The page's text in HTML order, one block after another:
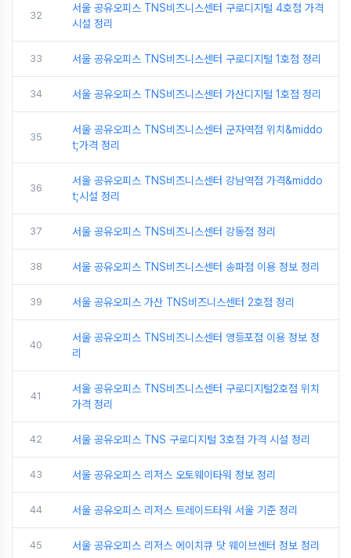
32
서울 공유오피스 TNS비즈니스센터 구로디지털 4호점 가격
시설 정리
33 서울 공유오피스 TNS비즈니스센터 구로디지털 1호점 정리
34 서울 공유오피스 TNS비즈니스센터 가산디지털 1호점 정리
35
서울 공유오피스 TNS비즈니스센터 군자역점 위치&middo
t;가격 정리
36
서울 공유오피스 TNS비즈니스센터 강남역점 가격&middo
t;시설 정리
37 서울 공유오피스 TNS비즈니스센터 강동점 정리
38 서울 공유오피스 TNS비즈니스센터 송파점 이용 정보 정리
39 서울 공유오피스 가산 TNS비즈니스센터 2호점 정리
40
서울 공유오피스 TNS비즈니스센터 영등포점 이용 정보 정
리
41
서울 공유오피스 TNS비즈니스센터 구로디지털2호점 위치
가격 정리
42 서울 공유오피스 TNS 구로디지털 3호점 가격 시설 정리
43 서울 공유오피스 리저스 오토웨이타워 정보 정리
44 서울 공유오피스 리저스 트레이드타워 서울 기준 정리
45 서울 공유오피스 리저스 에이치큐 닷 웨이브센터 정보 정리